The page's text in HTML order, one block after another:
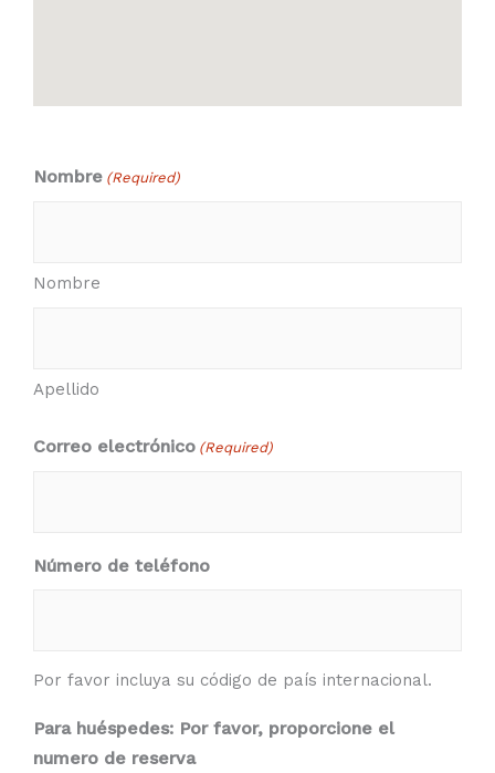
Nombre (Required)
Nombre
Apellido
Correo electrónico (Required)
Número de teléfono
Por favor incluya su código de país internacional.
Para huéspedes: Por favor, proporcione el
numero de reserva